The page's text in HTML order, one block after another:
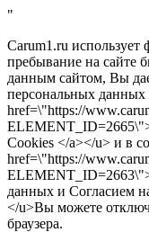
"
Carum1.ru
пребывание на сайте
данным сайтом, Вы
персональных
href=\"https://
Cookies </a></u> и в
href=\"https://
данных и Согласием
</u>Вы можете
браузера.